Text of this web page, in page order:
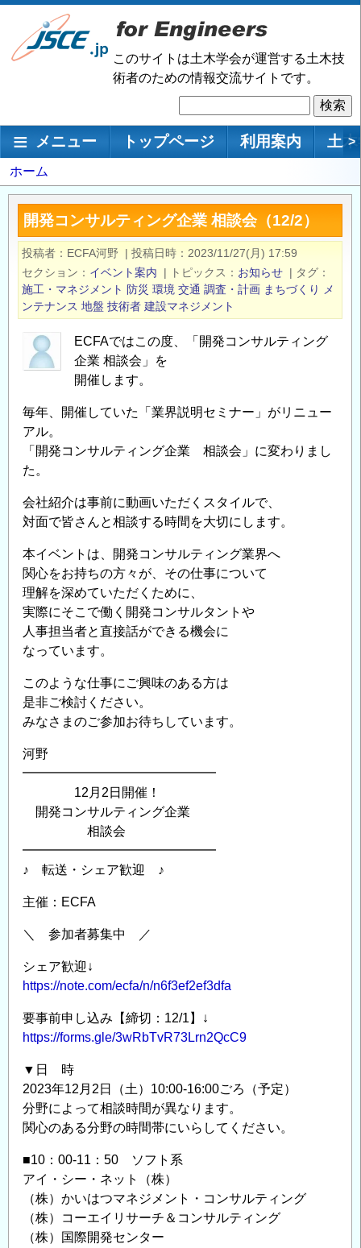
メ
ン
移
このサイトは土木学会が運営する土木技
術者のための情報交流サイトです。
索
メインナビゲーション
メニュー トップページ 利用案内 土 >
パ
ン
く
ず
ホーム
開発コンサルティング企業 相談会（12/2）
投稿者 ECFA河野 | 投稿日時
2023/11/27(月) 17:59
セクション
イベント案内 | トピックス お知らせ | タグ
施工・マネジメント 防災 環境 交通 調査・計画 まちづくり
メ
ンテナンス 地盤 技術者 建設マネジメント
ECFAではこの度、「開発コンサルティング
企業 相談会」を
開催します。
毎年、開催していた「業界説明セミナー」がリニュー
アル。
「開発コンサルティング企業 相談会」に変わりまし
た。
会社紹介は事前に動画いただくスタイルで、
対面で皆さんと相談する時間を大切にします。
本イベントは、開発コンサルティング業界へ
関心をお持ちの方々が、その仕事について
理解を深めていただくために、
実際にそこで働く開発コンサルタントや
人事担当者と直接話ができる機会に
なっています。
このような仕事にご興味のある方は
是非ご検討ください。
みなさまのご参加お待ちしています。
河野
━━━━━━━━━━━━━━━
12月2日開催！
開発コンサルティング企業
相談会
━━━━━━━━━━━━━━━
♪ 転送・シェア歓迎 ♪
主催：ECFA
＼ 参加者募集中 ／
シェア歓迎↓
https://note.com/ecfa/n/n6f3ef2ef3dfa
要事前申し込み【締切：12/1】↓
https://forms.gle/3wRbTvR73Lrn2QcC9
▼日 時
2023年12月2日（土）10:00-16:00ごろ（予定）
分野によって相談時間が異なります。
関心のある分野の時間帯にいらしてください。
■10：00-11：50 ソフト系
アイ・シー・ネット（株）
（株）かいはつマネジメント・コンサルティング
（株）コーエイリサーチ＆コンサルティング
（株）国際開発センター